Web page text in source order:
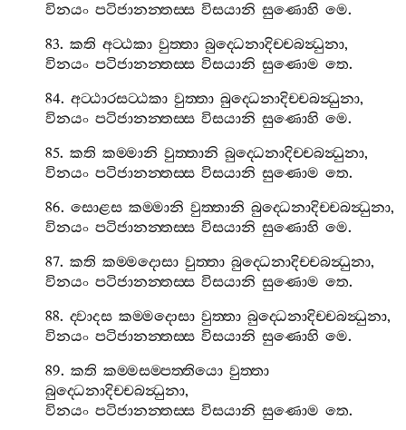
විනයං පටිජානන‍්තස‍්ස විසයානි සුණොහි මෙ.
83.කති අට‍්ඨකා වුත‍්තා බුද‍්ධෙනාදිච‍්චබන්‍ධුනා,
විනයං පටිජානන‍්තස‍්ස විසයානි සුණොම තෙ.
84.අට‍්ඨාරසට‍්ඨකා වුත‍්තා බුද‍්ධෙනාදිච‍්චබන්‍ධුනා,
විනයං පටිජානන‍්තස‍්ස විසයානි සුණොහි මෙ.
85.කති කම‍්මානි වුත‍්තානි බුද‍්ධෙනාදිච‍්චබන්‍ධුනා,
විනයං පටිජානන‍්තස‍්ස විසයානි සුණොම තෙ.
86.සොළස කම‍්මානි වුත‍්තානි බුද‍්ධෙනාදිච‍්චබන්‍ධුනා,
විනයං පටිජානන‍්තස‍්ස විසයානි සුණොහි මෙ.
87.කති කම‍්මදොසා වුත‍්තා බුද‍්ධෙනාදිච‍්චබන්‍ධුනා,
විනයං පටිජානන‍්තස‍්ස විසයානි සුණොම තෙ.
88.ද‍්වාදස කම‍්මදොසා වුත‍්තා බුද‍්ධෙනාදිච‍්චබන්‍ධුනා,
විනයං පටිජානන‍්තස‍්ස විසයානි සුණොහි මෙ.
89.කති කම‍්මසම‍්පත‍්තියො වුත‍්තා
බුද‍්ධෙනාදිච‍්චබන්‍ධුනා,
විනයං පටිජානන‍්තස‍්ස විසයානි සුණොම තෙ.